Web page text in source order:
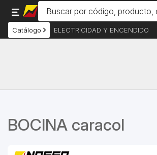
Catálogo ELECTRICIDAD Y ENCENDIDO
BOCINA caracol